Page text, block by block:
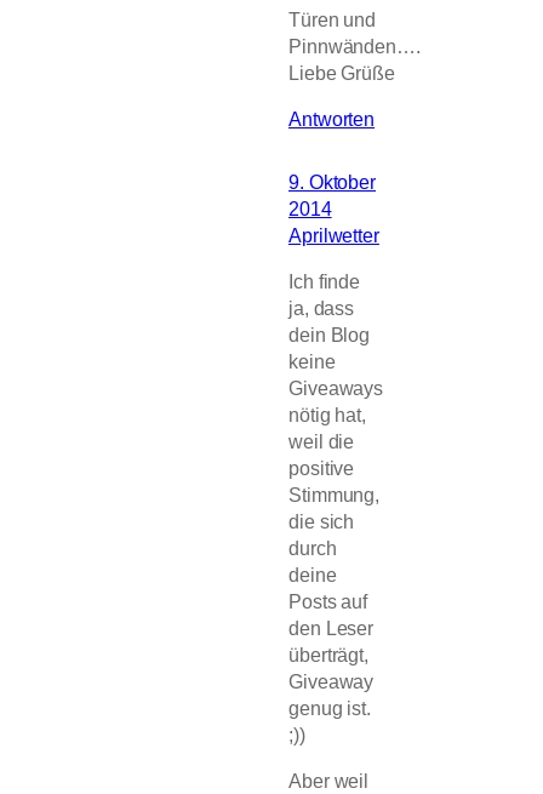
Türen und
Pinnwänden….
Liebe Grüße
Antworten
9. Oktober
2014
Aprilwetter
Ich finde
ja, dass
dein Blog
keine
Giveaways
nötig hat,
weil die
positive
Stimmung,
die sich
durch
deine
Posts auf
den Leser
überträgt,
Giveaway
genug ist.
;))
Aber weil